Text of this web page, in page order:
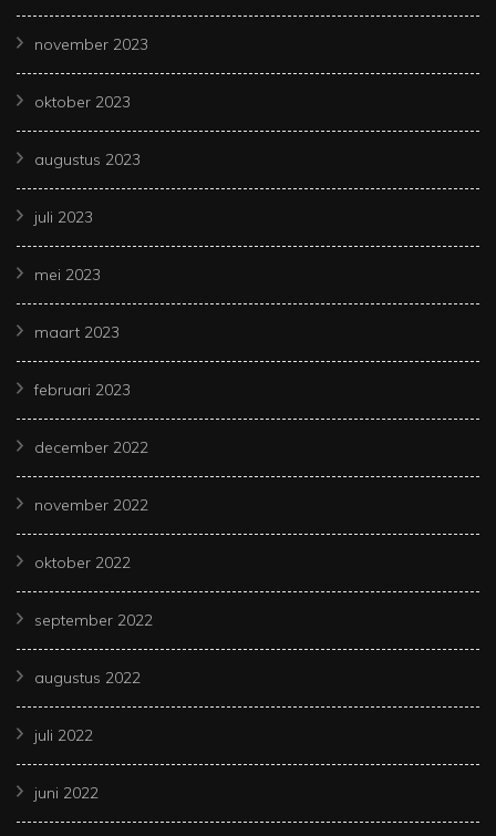
november 2023
oktober 2023
augustus 2023
juli 2023
mei 2023
maart 2023
februari 2023
december 2022
november 2022
oktober 2022
september 2022
augustus 2022
juli 2022
juni 2022